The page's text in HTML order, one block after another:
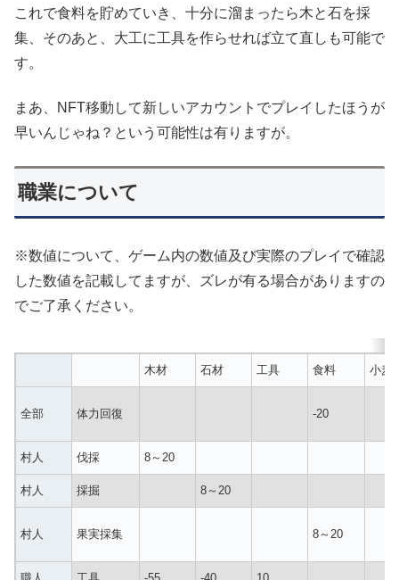
これで食料を貯めていき、十分に溜まったら木と石を採
集、そのあと、大工に工具を作らせれば立て直しも可能で
す。
まあ、NFT移動して新しいアカウントでプレイしたほうが
早いんじゃね？という可能性は有りますが。
職業について
※数値について、ゲーム内の数値及び実際のプレイで確認
した数値を記載してますが、ズレが有る場合がありますの
でご了承ください。
木材 石材 工具 食料 小麦
全部 体力回復 -20
村人 伐採 8～20
村人 採掘 8～20
村人 果実採集 8～20